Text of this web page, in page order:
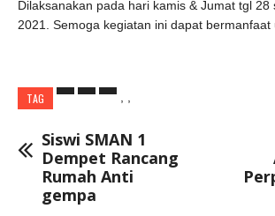
Dilaksanakan pada hari kamis & Jumat tgl 28
2021. Semoga kegiatan ini dapat bermanfaat
TAG
Siswi SMAN 1
Dempet Rancang
Rumah Anti
gempa